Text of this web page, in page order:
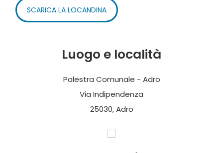
SCARICA LA LOCANDINA
Luogo e località
Palestra Comunale - Adro
Via Indipendenza
25030, Adro